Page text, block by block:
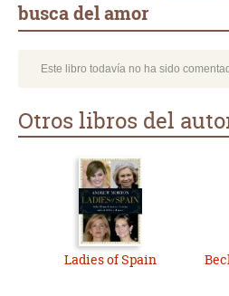
busca del amor
Este libro todavía no ha sido
Otros libros del
Ladies of Spain